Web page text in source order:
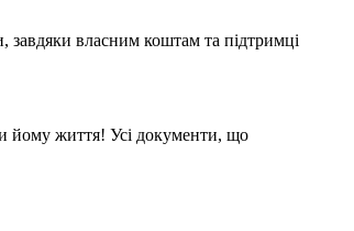
завдяки власним коштам та підтримці
йому життя! Усі документи, що